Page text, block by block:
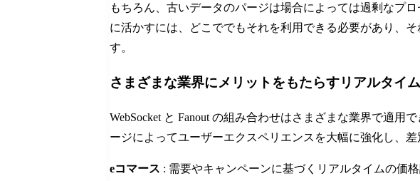
もちろん、古いデータのパージは場合によっては過剰なプ
に活かすには、どこででもそれを利用できる必要があり、
す。
さまざまな業界にメリットをもたらすリアルタイ
WebSocket と Fanout の組み合わせはさまざまな業界で適
ージによってユーザーエクスペリエンスを大幅に強化し、
eコマース : 需要やキャンペーンに基づくリアルタイムの価